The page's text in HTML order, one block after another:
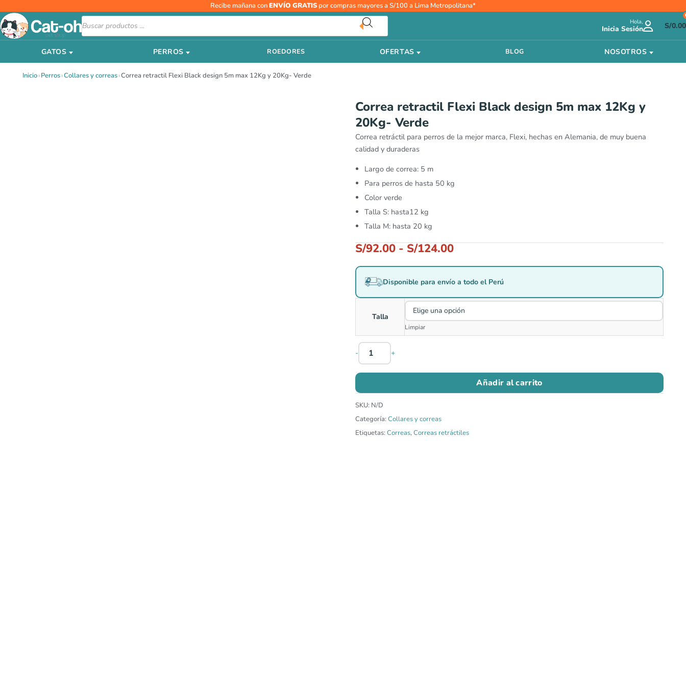
al
contenido
Recibe mañana conENVÍO GRATIS por compras mayores a S/100 a Lima Metropolitana*
Búsqueda
de
productos
Hola,
Inicia Sesión S/0.00
GATOS PERROS ROEDORES OFERTAS BLOG NOSOTROS
Inicio›Perros›Collares y correas›Correa retractil Flexi Black design 5m max 12Kg y 20Kg- Verde
Correa retractil Flexi Black design 5m max 12Kg y
20Kg- Verde
Correa retráctil para perros de la mejor marca, Flexi, hechas en Alemania, de muy buena
calidad y duraderas
Largo de correa: 5 m
Para perros de hasta 50 kg
Color verde
Talla S: hasta12 kg
Talla M: hasta 20 kg
S/92.00 - S/124.00
Rango
de
desde
hasta
Disponible para envío a todo el Perú
Talla
Limpiar
-
Correa
retractil
Flexi
Black
5m
20Kg-
Verde
cantidad
+
Añadir al carrito
SKU: N/D
Categoría: Collares y correas
Etiquetas: Correas,Correas retráctiles